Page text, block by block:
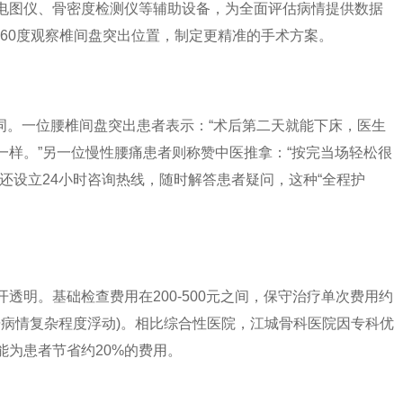
仪、骨密度检测仪等辅助设备，为全面评估病情提供数据
度观察椎间盘突出位置，制定更精准的手术方案。
一位腰椎间盘突出患者表示：“术后第二天就能下床，医生
。”另一位慢性腰痛患者则称赞中医推拿：“按完当场轻松很
设立24小时咨询热线，随时解答患者疑问，这种“全程护
。基础检查费用在200-500元之间，保守治疗单次费用约
情复杂程度浮动)。相比综合性医院，江城骨科医院因专科优
患者节省约20%的费用。